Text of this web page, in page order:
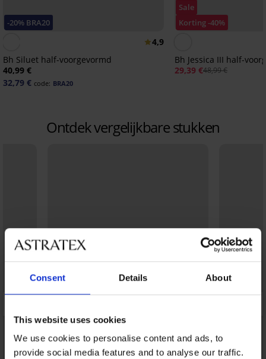
Consent Details About
This website uses cookies
We use cookies to personalise content and ads, to
provide social media features and to analyse our traffic.
-20% BRA20
4,9
Bh Siluet half-voorgevormd
40,99 €
32,79 € code: BRA20
Sale
Korting -40%
Bh Jessica III half-
29,39 €48,99 €
Ontdek vergelijkbare stukken